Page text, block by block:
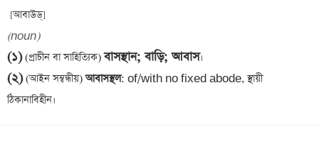
(noun)
(১) (প্রাচীন বা সাহিত্যিক) বাসস্থান; বাড়ি; আবাস
(২) (আইন সম্বন্ধীয়) আবাসস্থল: of/with no fixed abode, স্থায়ী